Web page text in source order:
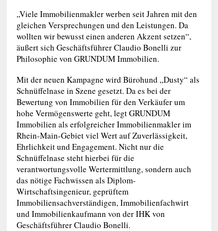
„Viele Immobilienmakler werben seit Jahren mit den
gleichen Versprechungen und den Leistungen. Da
wollten wir bewusst einen anderen Akzent setzen“,
äußert sich Geschäftsführer Claudio Bonelli zur
Philosophie von GRUNDUM Immobilien.
Mit der neuen Kampagne wird Bürohund „Dusty“ als
Schnüffelnase in Szene gesetzt. Da es bei der
Bewertung von Immobilien für den Verkäufer um
hohe Vermögenswerte geht, legt GRUNDUM
Immobilien als erfolgreicher Immobilienmakler im
Rhein-Main-Gebiet viel Wert auf Zuverlässigkeit,
Ehrlichkeit und Engagement. Nicht nur die
Schnüffelnase steht hierbei für die
verantwortungsvolle Wertermittlung, sondern auch
das nötige Fachwissen als Diplom-
Wirtschaftsingenieur, geprüftem
Immobiliensachverständigen, Immobilienfachwirt
und Immobilienkaufmann von der IHK von
Geschäftsführer Claudio Bonelli.